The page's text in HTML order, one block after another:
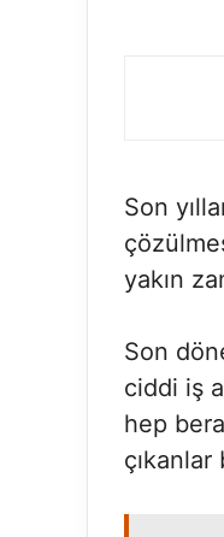
Son
yakın
Son
ciddi iş
hep